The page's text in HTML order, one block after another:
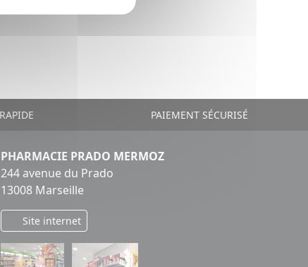
PAIEMENT SÉCURISÉ
PHARMACIE PRADO MERMOZ
244 avenue du Prado
13008 Marseille
Site internet